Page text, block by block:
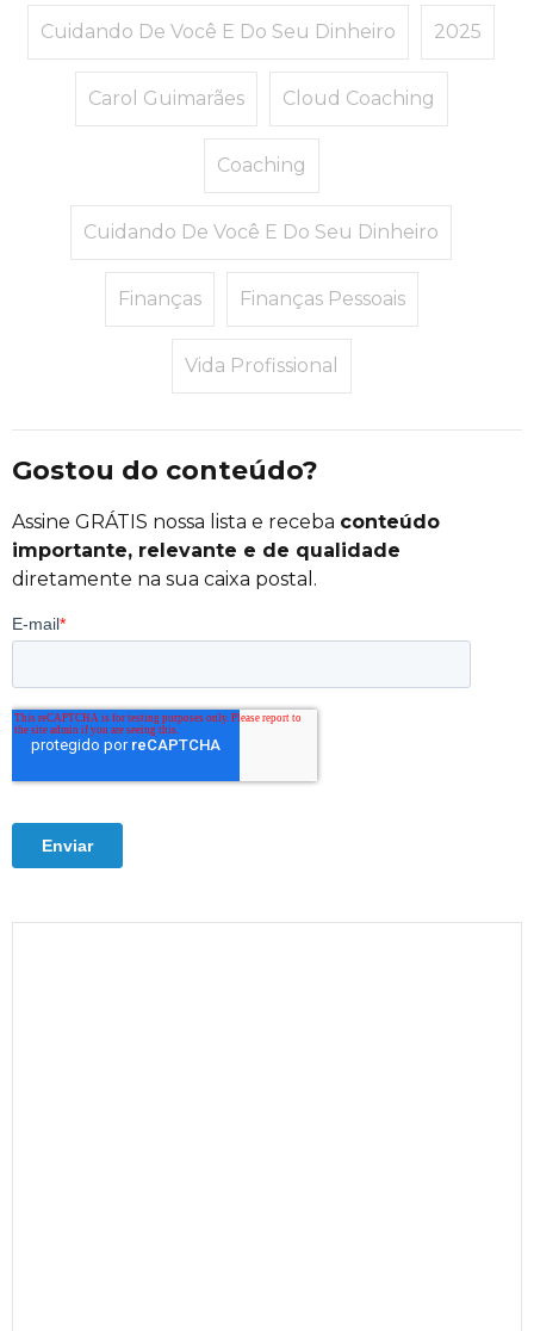
Cuidando De Você E Do Seu Dinheiro 2025
Carol Guimarães Cloud Coaching
Coaching
Cuidando De Você E Do Seu Dinheiro
Finanças Finanças Pessoais
Vida Profissional
Gostou do conteúdo?
Assine GRÁTIS nossa lista e receba conteúdo
importante, relevante e de qualidade
diretamente na sua caixa postal.